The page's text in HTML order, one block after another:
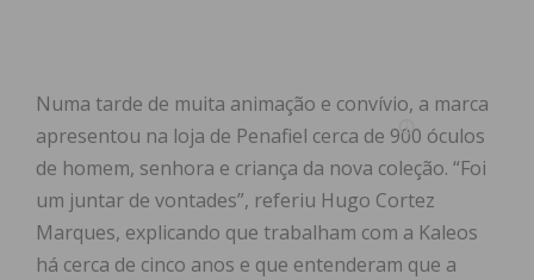
Numa tarde de muita animação e convívio, a marca
apresentou na loja de Penafiel cerca de 900 óculos
de homem, senhora e criança da nova coleção. “Foi
um juntar de vontades”, referiu Hugo Cortez
Marques, explicando que trabalham com a Kaleos
há cerca de cinco anos e que entenderam que a